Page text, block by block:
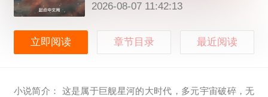
2026-08-07 11:42:13
立即阅读 章节目录 最近阅读
小说简介： 这是属于巨舰星河的大时代，多元宇宙破碎，无